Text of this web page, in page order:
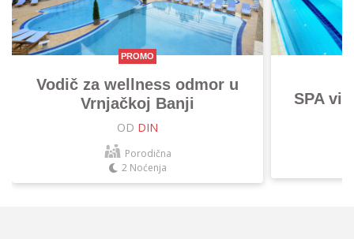
PROMO
Vodič za wellness odmor u
Vrnjačkoj Banji
OD DIN
Porodična
2 Noćenja
SPA